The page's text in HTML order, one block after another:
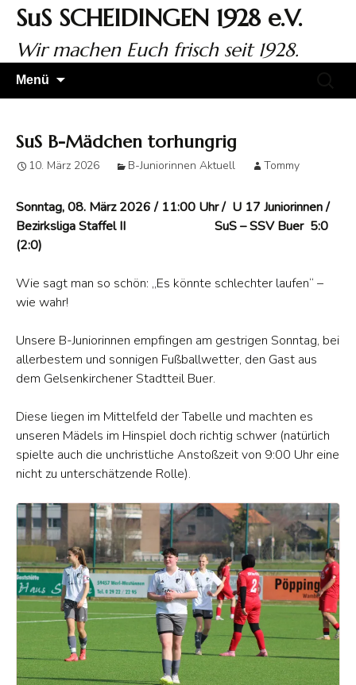
Zum
Inhalt
springen
SuS SCHEIDINGEN 1928 e.V.
Wir machen Euch frisch seit 1928.
Menü
SuS B-Mädchen torhungrig
10. März 2026 B-Juniorinnen Aktuell Tommy
Sonntag, 08. März 2026 / 11:00 Uhr / U 17 Juniorinnen /
Bezirksliga Staffel II SuS – SSV Buer 5:0
(2:0)
Wie sagt man so schön: „Es könnte schlechter laufen“ –
wie wahr!
Unsere B-Juniorinnen empfingen am gestrigen Sonntag, bei
allerbestem und sonnigen Fußballwetter, den Gast aus
dem Gelsenkirchener Stadtteil Buer.
Diese liegen im Mittelfeld der Tabelle und machten es
unseren Mädels im Hinspiel doch richtig schwer (natürlich
spielte auch die unchristliche Anstoßzeit von 9:00 Uhr eine
nicht zu unterschätzende Rolle).